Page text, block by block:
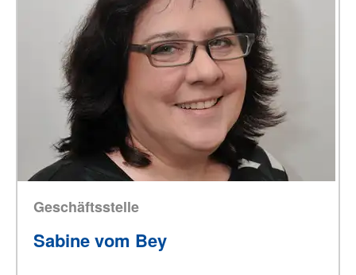
Geschäftsstelle
Sabine vom Bey